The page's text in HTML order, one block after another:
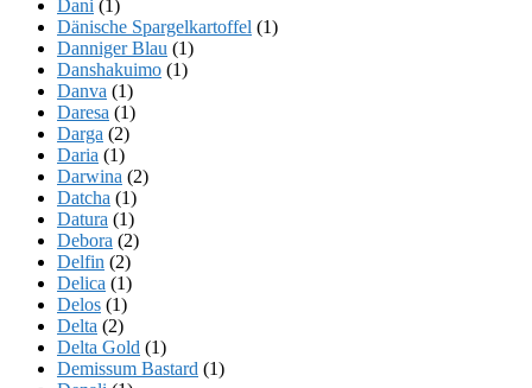
Dani (1)
Dänische Spargelkartoffel (1)
Danniger Blau (1)
Danshakuimo (1)
Danva (1)
Daresa (1)
Darga (2)
Daria (1)
Darwina (2)
Datcha (1)
Datura (1)
Debora (2)
Delfin (2)
Delica (1)
Delos (1)
Delta (2)
Delta Gold (1)
Demissum Bastard (1)